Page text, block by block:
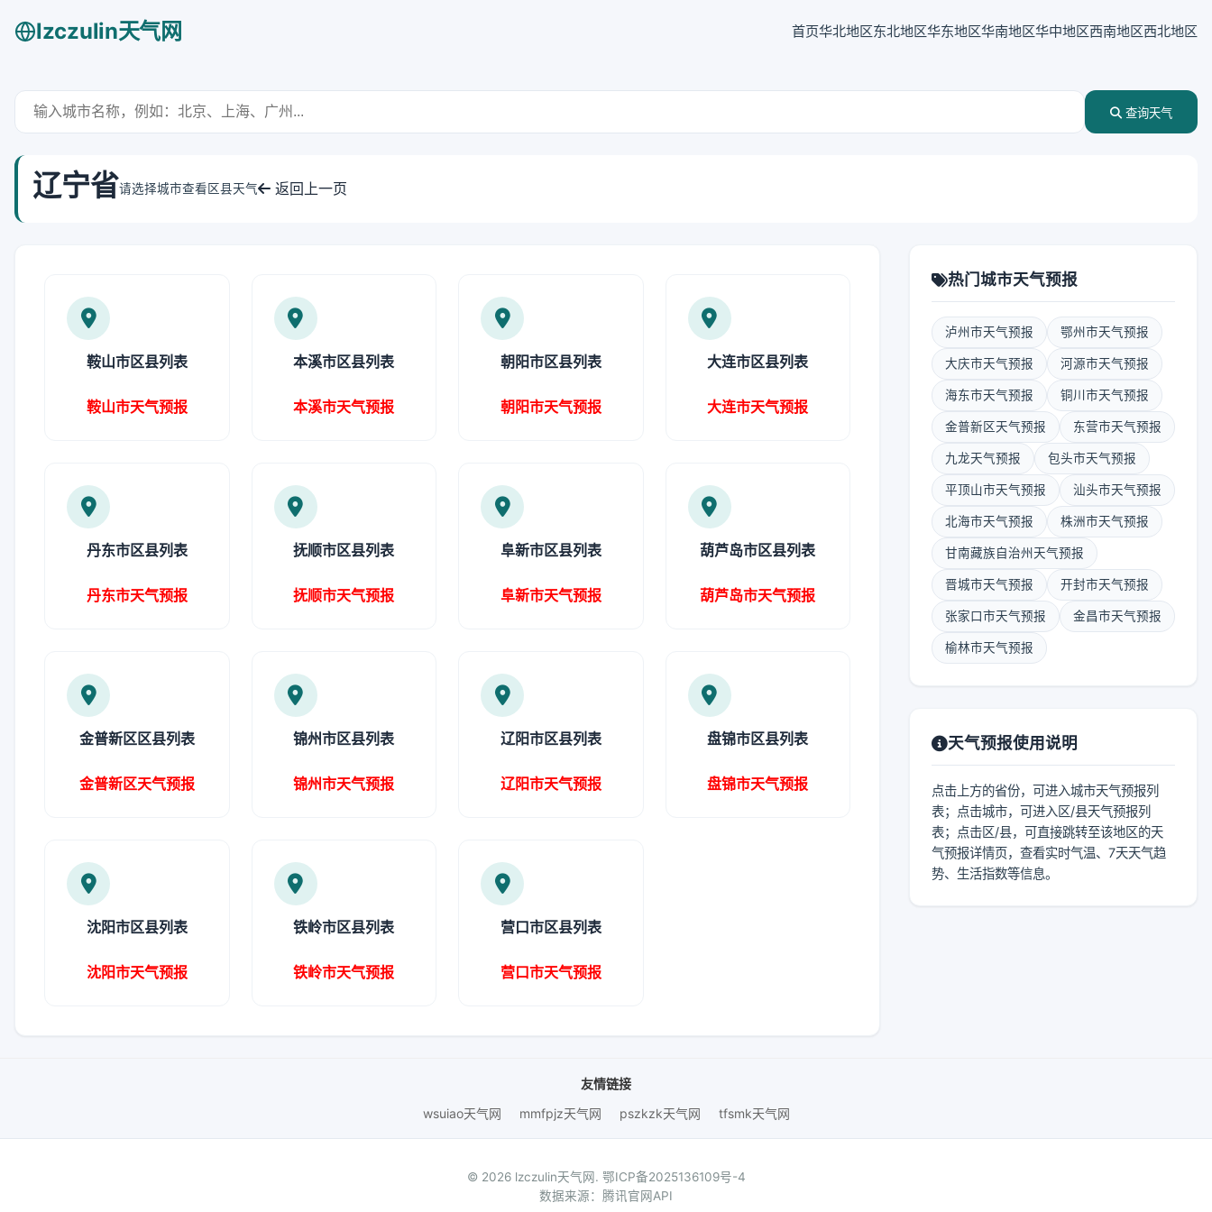
lzczulin天气网 首页华北地区东北地区华东地区华南地区华中地区西南地区西北地区
查询天气
辽宁省请选择城市查看区县天气 返回上一页
鞍山市区县列表
鞍山市天气预报
本溪市区县列表
本溪市天气预报
朝阳市区县列表
朝阳市天气预报
大连市区县列表
大连市天气预报
丹东市区县列表
丹东市天气预报
抚顺市区县列表
抚顺市天气预报
阜新市区县列表
阜新市天气预报
葫芦岛市区县列表
葫芦岛市天气预报
金普新区区县列表
金普新区天气预报
锦州市区县列表
锦州市天气预报
辽阳市区县列表
辽阳市天气预报
盘锦市区县列表
盘锦市天气预报
沈阳市区县列表
沈阳市天气预报
铁岭市区县列表
铁岭市天气预报
营口市区县列表
营口市天气预报
热门城市天气预报
泸州市天气预报 鄂州市天气预报
大庆市天气预报 河源市天气预报
海东市天气预报 铜川市天气预报
金普新区天气预报 东营市天气预报
九龙天气预报 包头市天气预报
平顶山市天气预报 汕头市天气预报
北海市天气预报 株洲市天气预报
甘南藏族自治州天气预报
晋城市天气预报 开封市天气预报
张家口市天气预报 金昌市天气预报
榆林市天气预报
天气预报使用说明
点击上方的省份，可进入城市天气预报列
表；点击城市，可进入区/县天气预报列
表；点击区/县，可直接跳转至该地区的天
气预报详情页，查看实时气温、7天天气趋
势、生活指数等信息。
友情链接
wsuiao天气网
mmfpjz天气网 pszkzk天气网 tfsmk天气网
© 2026 lzczulin天气网. 鄂ICP备2025136109号-4
数据来源：腾讯官网API